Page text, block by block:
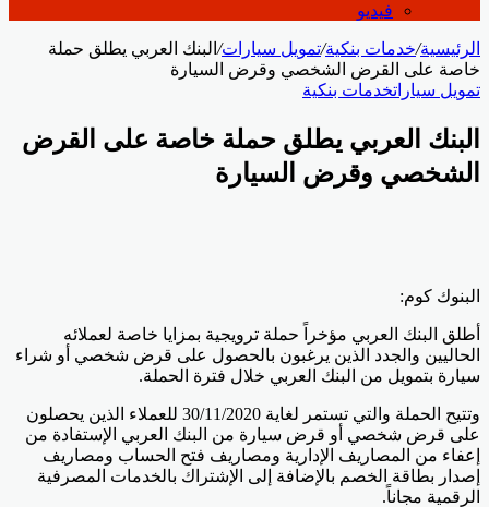
فيديو
الرئيسية/خدمات بنكية/تمويل سيارات/ البنك العربي يطلق حملة
خاصة على القرض الشخصي وقرض السيارة
تمويل سياراتخدمات بنكية
البنك العربي يطلق حملة خاصة على القرض
الشخصي وقرض السيارة
البنوك كوم:
أطلق البنك العربي مؤخراً حملة ترويجية بمزايا خاصة لعملائه
الحاليين والجدد الذين يرغبون بالحصول على قرض شخصي أو شراء
سيارة بتمويل من البنك العربي خلال فترة الحملة.
وتتيح الحملة والتي تستمر لغاية 30/11/2020 للعملاء الذين يحصلون
على قرض شخصي أو قرض سيارة من البنك العربي الإستفادة من
إعفاء من المصاريف الإدارية ومصاريف فتح الحساب ومصاريف
إصدار بطاقة الخصم بالإضافة إلى الإشتراك بالخدمات المصرفية
الرقمية مجاناً.